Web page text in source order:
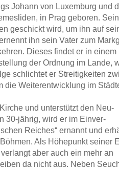
Johann von Luxemburg und
in Prag geboren. Sein
geschickt wird, um ihn auf
ihn sein Vater zum
Dieses findet er in einem
der Ordnung im Lande,
schlichtet er Streitigkeiten
die Weiterentwicklung im
und unterstützt den Neu-
30-jährig, wird er im Einver-
Reiches“ ernannt und
Als Höhepunkt seiner
aber auch ein mehr an
da nicht aus. Neben